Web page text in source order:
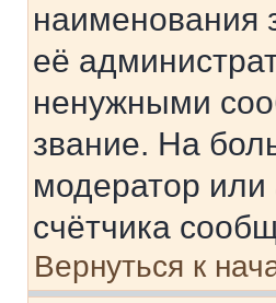
наименования
её
ненужными
звание. На
модератор или
счётчика
Вернуться к